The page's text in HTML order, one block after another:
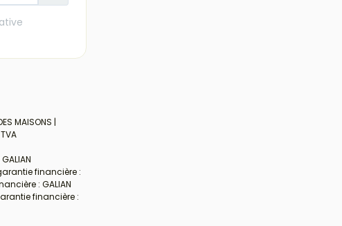
MAISONS |
financière :
: GALIAN
financière :